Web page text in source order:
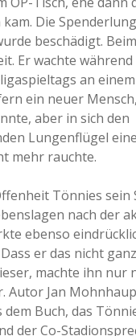
Die
beschädigt.
Er wachte
an
ein neuer
aber in sich den
Lungenflügel
mehr rauchte.
Tönnies sein
nach der
ebenso
er das nicht
machte ihn nur
Autor Jan
Buch, das
der Co-